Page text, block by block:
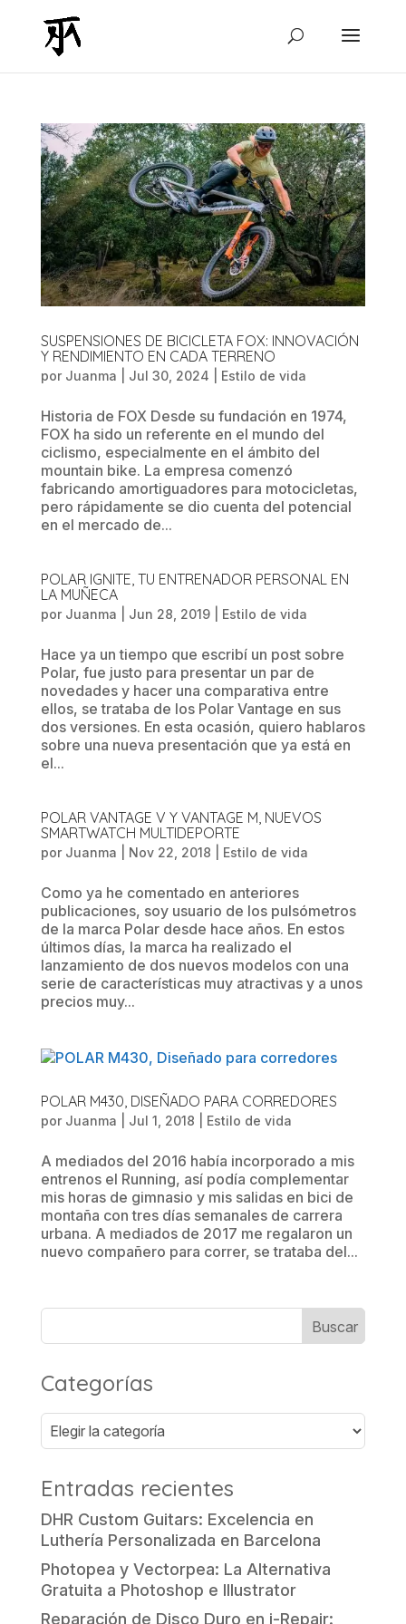
SUSPENSIONES DE BICICLETA FOX: INNOVACIÓN
Y RENDIMIENTO EN CADA TERRENO
por Juanma Jul 30, 2024 Estilo de vida
Historia de FOX Desde su fundación en 1974,
FOX ha sido un referente en el mundo del
ciclismo, especialmente en el ámbito del
mountain bike. La empresa comenzó
fabricando amortiguadores para motocicletas,
pero rápidamente se dio cuenta del potencial
en el mercado de...
POLAR IGNITE, TU ENTRENADOR PERSONAL EN
LA MUÑECA
por Juanma Jun 28, 2019| Estilo de vida
Hace ya un tiempo que escribí un post sobre
Polar, fue justo para presentar un par de
novedades y hacer una comparativa entre
ellos, se trataba de los Polar Vantage en sus
dos versiones. En esta ocasión, quiero hablaros
sobre una nueva presentación que ya está en
el...
POLAR VANTAGE V Y VANTAGE M, NUEVOS
SMARTWATCH MULTIDEPORTE
por Juanma Nov 22, 2018 Estilo de vida
Como ya he comentado en anteriores
publicaciones, soy usuario de los pulsómetros
de la marca Polar desde hace años. En estos
últimos días, la marca ha realizado el
lanzamiento de dos nuevos modelos con una
serie de características muy atractivas y a unos
precios muy...
POLAR M430, DISEÑADO PARA CORREDORES
por Juanma Jul 1, 2018 Estilo de vida
A mediados del 2016 había incorporado a mis
entrenos el Running, así podía complementar
mis horas de gimnasio y mis salidas en bici de
montaña con tres días semanales de carrera
urbana. A mediados de 2017 me regalaron un
nuevo compañero para correr, se trataba del...
Categorías
Categorías
Entradas recientes
DHR Custom Guitars: Excelencia en
Luthería Personalizada en Barcelona
Photopea y Vectorpea: La Alternativa
Gratuita a Photoshop e Illustrator
Reparación de Disco Duro en i-Repair: